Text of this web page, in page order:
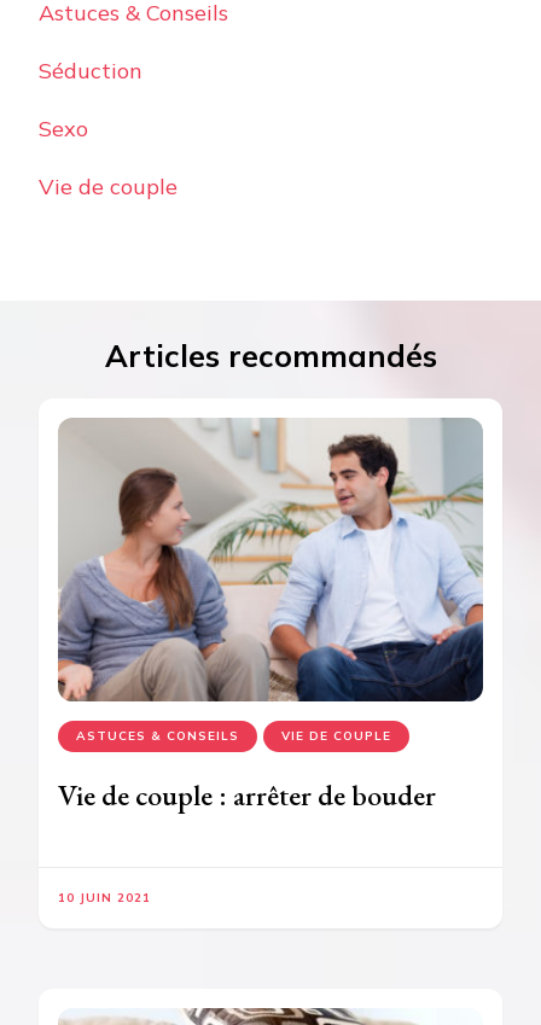
Astuces & Conseils
Séduction
Sexo
Vie de couple
Articles recommandés
ASTUCES & CONSEILS VIE DE COUPLE
Vie de couple : arrêter de bouder
10 JUIN 2021